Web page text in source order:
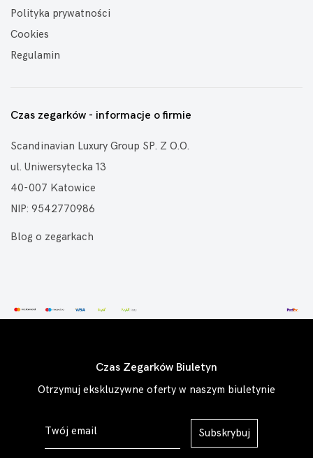
Polityka prywatności
Cookies
Regulamin
Czas zegarków - informacje o firmie
Scandinavian Luxury Group SP. Z O.O.
ul. Uniwersytecka 13
40-007 Katowice
NIP: 9542770986
Blog o zegarkach
Czas Zegarków Biuletyn
Otrzymuj ekskluzywne oferty w naszym biuletynie
Subskrybuj